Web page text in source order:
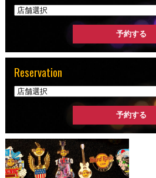
Reservation